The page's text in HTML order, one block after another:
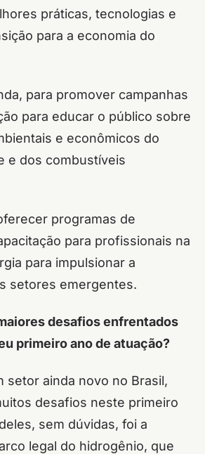
práticas, tecnologias e
para a economia do
para promover campanhas
para educar o público sobre
e econômicos do
e dos combustíveis
programas de
para profissionais na
para impulsionar a
setores emergentes.
desafios enfrentados
primeiro ano de atuação?
setor ainda novo no Brasil,
desafios neste primeiro
sem dúvidas, foi a
legal do hidrogênio, que